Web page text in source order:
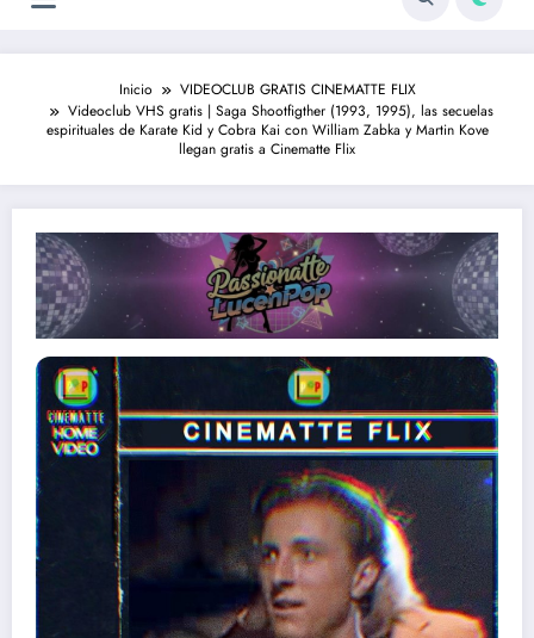
Inicio
VIDEOCLUB GRATIS CINEMATTE FLIX
Videoclub VHS gratis | Saga Shootfigther (1993, 1995), las secuelas
espirituales de Karate Kid y Cobra Kai con William Zabka y Martin Kove
llegan gratis a Cinematte Flix